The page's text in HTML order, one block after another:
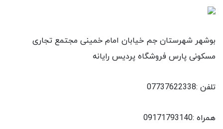
بوشهر شهرستان جم خیابان امام خمینی مجتمع تجاری
مسکونی پارس فروشگاه پردیس رایانه
تلفن :07737622338
همراه :09171793140